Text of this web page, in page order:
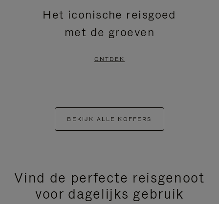
Het iconische reisgoed
met de groeven
ONTDEK
BEKIJK ALLE KOFFERS
Vind de perfecte reisgenoot
voor dagelijks gebruik